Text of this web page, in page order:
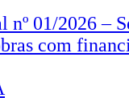
nº 01/2026 –
com